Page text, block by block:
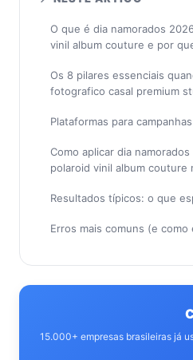
O que é dia namorados
vinil album couture e por
Os 8 pilares essenciais
fotografico casal premium
Plataformas para
Como aplicar dia
polaroid vinil album couture
Resultados típicos: o que
Erros mais comuns (e como
15.000+ empresas brasileiras já